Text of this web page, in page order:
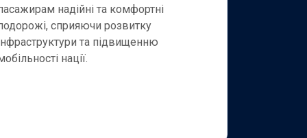
надійні та комфортні
сприяючи розвитку
та підвищенню
нації.